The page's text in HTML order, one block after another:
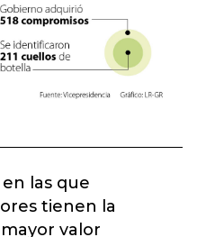
las que
tienen la
valor